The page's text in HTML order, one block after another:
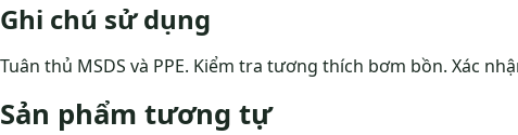
Ghi chú sử dụng
Tuân thủ MSDS và PPE. Kiểm tra tương thích bơm bồn. Xác
Sản phẩm tương tự